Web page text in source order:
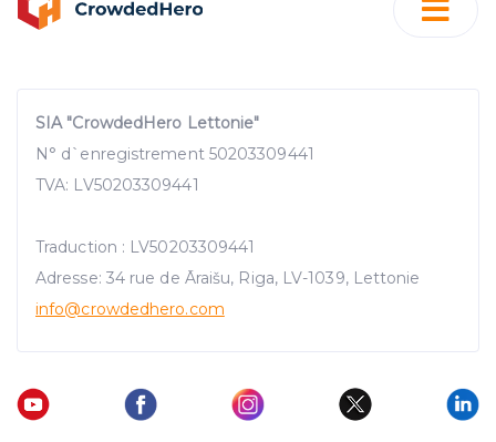
SIA "CrowdedHero Lettonie"
N° d`enregistrement 50203309441
TVA: LV50203309441
Traduction : LV50203309441
Adresse: 34 rue de Āraišu, Riga, LV-1039, Lettonie
info@crowdedhero.com